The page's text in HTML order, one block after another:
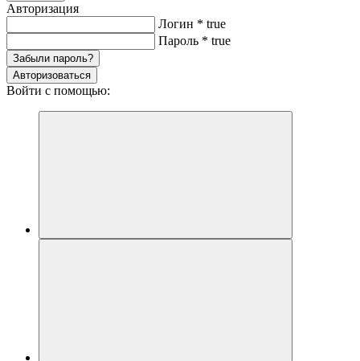
Авторизация
Логин * true
Пароль * true
Забыли пароль?
Авторизоваться
Войти с помощью: